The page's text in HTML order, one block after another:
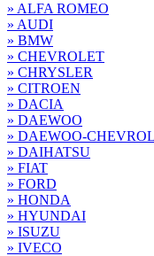
» ALFA ROMEO
» AUDI
» BMW
» CHEVROLET
» CHRYSLER
» CITROEN
» DACIA
» DAEWOO
» DAEWOO-
» DAIHATSU
» FIAT
» FORD
» HONDA
» HYUNDAI
» ISUZU
» IVECO